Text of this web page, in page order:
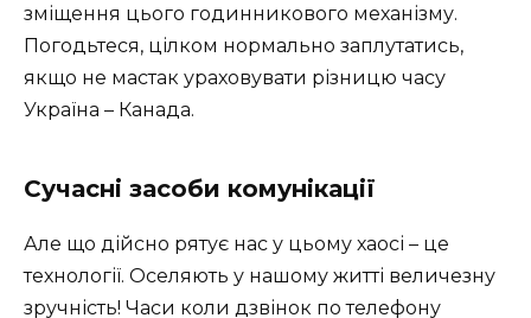
зміщення цього годинникового механізму.
Погодьтеся, цілком нормально заплутатись,
якщо не мастак ураховувати різницю часу
Україна – Канада.
Сучасні засоби комунікації
Але що дійсно рятує нас у цьому хаосі – це
технології. Оселяють у нашому житті величезну
зручність! Часи коли дзвінок по телефону